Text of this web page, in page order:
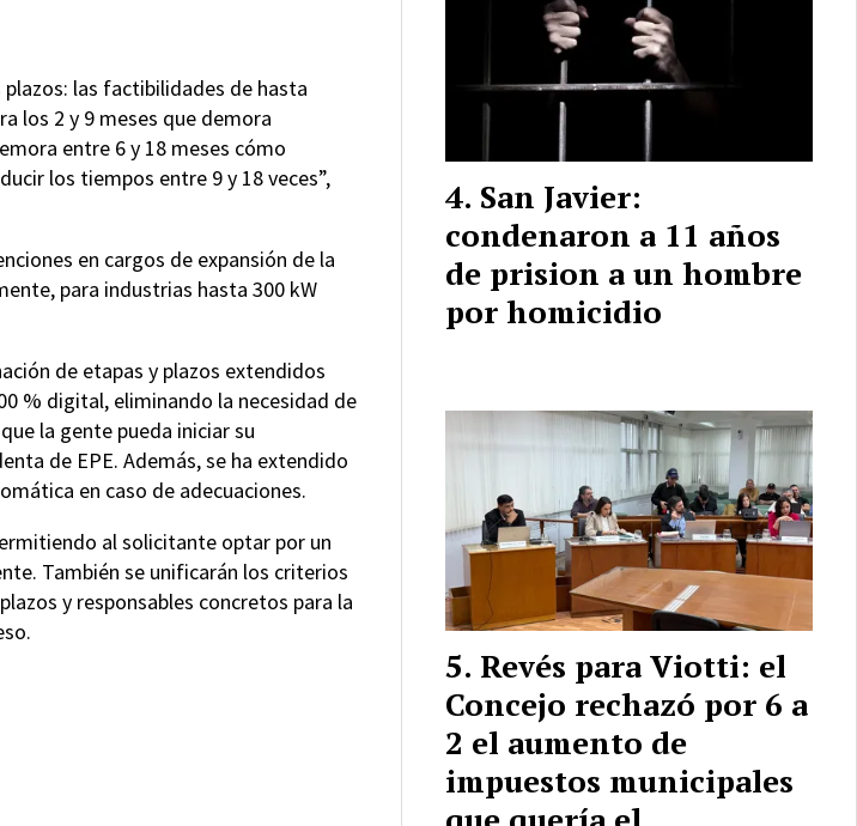
las factibilidades de hasta
los 2 y 9 meses que demora
entre 6 y 18 meses cómo
los tiempos entre 9 y 18 veces”,
en cargos de expansión de la
para industrias hasta 300 kW
de etapas y plazos extendidos
% digital, eliminando la necesidad de
la gente pueda iniciar su
de EPE. Además, se ha extendido
en caso de adecuaciones.
al solicitante optar por un
También se unificarán los criterios
y responsables concretos para la
San Javier:
condenaron a 11 años
de prision a un hombre
por homicidio
Revés para Viotti: el
Concejo rechazó por 6 a
2 el aumento de
impuestos municipales